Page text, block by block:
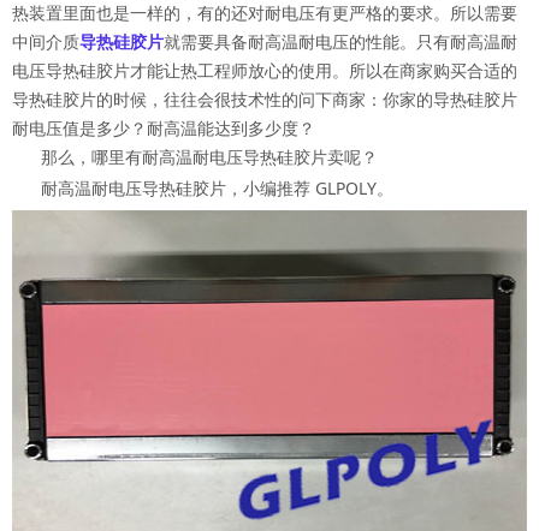
热装置里面也是一样的，有的还对耐电压有更严格的要求。所以需要
中间介质导热硅胶片就需要具备耐高温耐电压的性能。只有耐高温耐
电压导热硅胶片才能让热工程师放心的使用。所以在商家购买合适的
导热硅胶片的时候，往往会很技术性的问下商家：你家的导热硅胶片
耐电压值是多少？耐高温能达到多少度？
那么，哪里有耐高温耐电压导热硅胶片卖呢？
耐高温耐电压导热硅胶片，小编推荐 GLPOLY。